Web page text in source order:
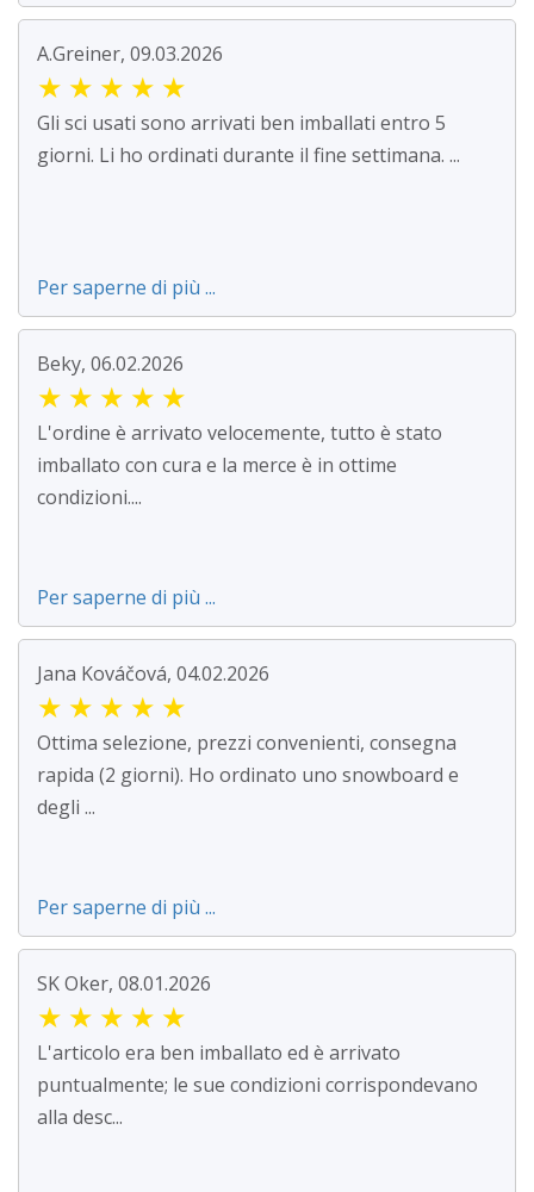
A.Greiner, 09.03.2026
★ ★ ★ ★ ★
Gli sci usati sono arrivati ben imballati entro 5
giorni. Li ho ordinati durante il fine settimana. ...
Per saperne di più ...
Beky, 06.02.2026
★ ★ ★ ★ ★
L'ordine è arrivato velocemente, tutto è stato
imballato con cura e la merce è in ottime
condizioni....
Per saperne di più ...
Jana Kováčová, 04.02.2026
★ ★ ★ ★ ★
Ottima selezione, prezzi convenienti, consegna
rapida (2 giorni). Ho ordinato uno snowboard e
degli ...
Per saperne di più ...
SK Oker, 08.01.2026
★ ★ ★ ★ ★
L'articolo era ben imballato ed è arrivato
puntualmente; le sue condizioni corrispondevano
alla desc...